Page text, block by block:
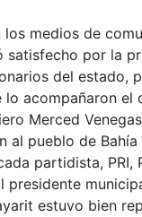
medios de
satisfecho por la
del estado,
lo acompañaron el
Merced
al pueblo de Bahía
partidista, PRI,
presidente
estuvo bien